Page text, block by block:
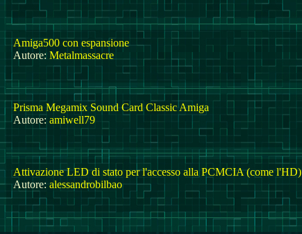
Amiga500 con espansione
Autore: Metalmassacre
Prisma Megamix Sound Card Classic Amiga
Autore: amiwell79
Attivazione LED di stato per l'accesso alla PCMCIA (come l'HD)
Autore: alessandrobilbao